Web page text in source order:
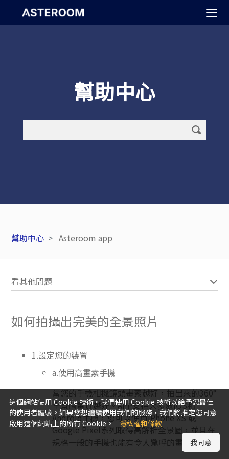
幫助中心
幫助中心 Asteroom app
看其他問題
如何拍攝出完美的全景照片
1.設定您的裝置
a.使用高畫素手機
當您的手機相機鏡頭畫素越好，拍出來的360°
全景圖畫質越好。APP支持大多數iOS和
Android手機，您可以使用iPhone XS 或
Google Pixel系列取得高解析全景圖，並且在
規格一般的手機也能有令人驚呼的畫質效果。
這個網站使用 Cookie 技術。我們使用 Cookie 技術以給予您最佳
的使用者體驗。如果您想繼續使用我們的服務，我們將推定您同意
啟用這個網站上的所有 Cookie。 隱私權和條款
我同意